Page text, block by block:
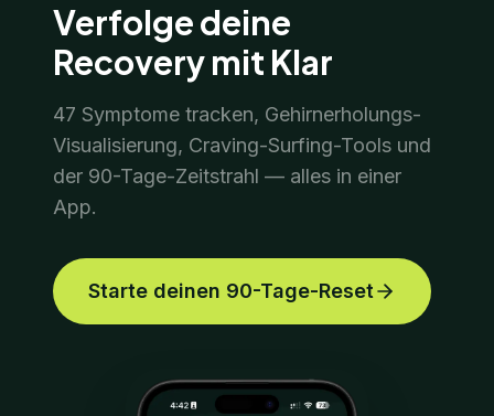
Verfolge deine
Recovery mit Klar
47 Symptome tracken, Gehirnerholungs-
Visualisierung, Craving-Surfing-Tools und
der 90-Tage-Zeitstrahl — alles in einer
App.
Starte deinen 90-Tage-Reset